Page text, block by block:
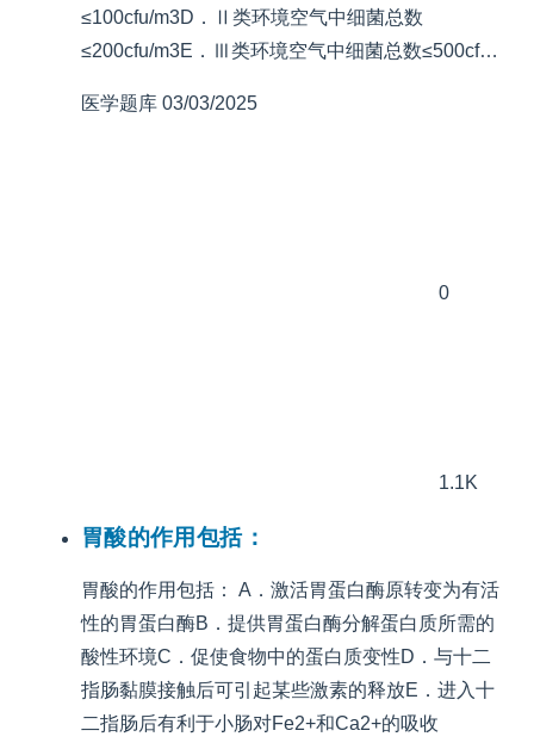
≤100cfu/m3D．Ⅱ类环境空气中细菌总数
≤200cfu/m3E．Ⅲ类环境空气中细菌总数≤500cf…
医学题库 03/03/2025
0
1.1K
胃酸的作用包括：
胃酸的作用包括： A．激活胃蛋白酶原转变为有活
性的胃蛋白酶B．提供胃蛋白酶分解蛋白质所需的
酸性环境C．促使食物中的蛋白质变性D．与十二
指肠黏膜接触后可引起某些激素的释放E．进入十
二指肠后有利于小肠对Fe2+和Ca2+的吸收